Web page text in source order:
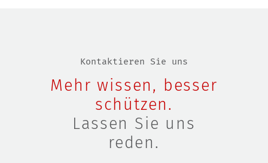
Kontaktieren Sie uns
Mehr wissen, besser
schützen.
Lassen Sie uns
reden.